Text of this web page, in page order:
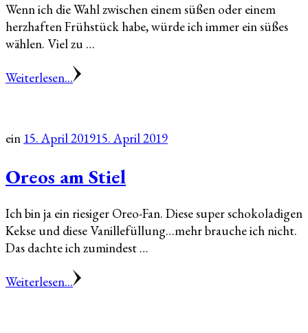
Wenn ich die Wahl zwischen einem süßen oder einem
herzhaften Frühstück habe, würde ich immer ein süßes
wählen. Viel zu …
Weiterlesen...
ein 15. April 201915. April 2019
Oreos am Stiel
Ich bin ja ein riesiger Oreo-Fan. Diese super schokoladigen
Kekse und diese Vanillefüllung…mehr brauche ich nicht.
Das dachte ich zumindest …
Weiterlesen...